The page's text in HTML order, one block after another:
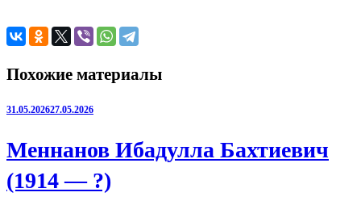
Похожие материалы
31.05.202627.05.2026
Меннанов Ибадулла Бахтиевич
(1914 — ?)